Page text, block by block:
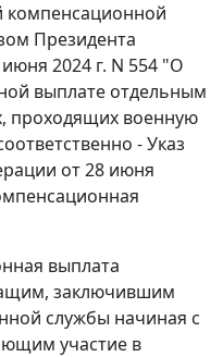
компенсационной
Президента
2024 г. N 554 "О
выплате отдельным
проходящих военную
- Указ
от 28 июня
выплата
заключившим
службы начиная с
участие в